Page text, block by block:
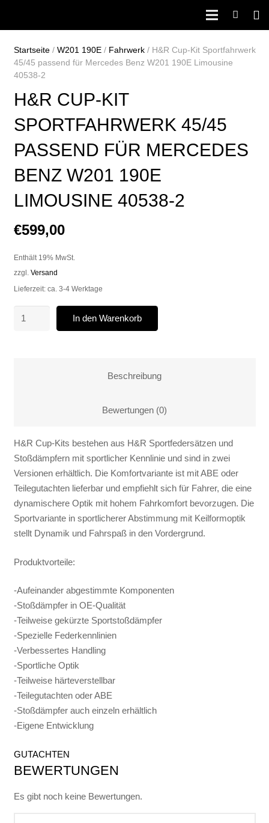
Startseite/ W201 190E/ Fahrwerk/ H&R Cup-Kit Sportfahrwerk
45/45 passend für Mercedes Benz W201 190E Limousine
40538-2
H&R CUP-KIT
SPORTFAHRWERK 45/45
PASSEND FÜR MERCEDES
BENZ W201 190E
LIMOUSINE 40538-2
€599,00
Enthält 19% MwSt.
zzgl. Versand
Lieferzeit: ca. 3-4 Werktage
H&R
W201
190E
Limousine
40538-
2
Menge
In den Warenkorb
Beschreibung
Bewertungen (0)
H&R Cup-Kits bestehen aus H&R Sportfedersätzen und
Stoßdämpfern mit sportlicher Kennlinie und sind in zwei
Versionen erhältlich. Die Komfortvariante ist mit ABE oder
Teilegutachten lieferbar und empfiehlt sich für Fahrer, die eine
dynamischere Optik mit hohem Fahrkomfort bevorzugen. Die
Sportvariante in sportlicherer Abstimmung mit Keilformoptik
stellt Dynamik und Fahrspaß in den Vordergrund.
Produktvorteile:
-Aufeinander abgestimmte Komponenten
-Stoßdämpfer in OE-Qualität
-Teilweise gekürzte Sportstoßdämpfer
-Spezielle Federkennlinien
-Verbessertes Handling
-Sportliche Optik
-Teilweise härteverstellbar
-Teilegutachten oder ABE
-Stoßdämpfer auch einzeln erhältlich
-Eigene Entwicklung
GUTACHTEN
BEWERTUNGEN
Es gibt noch keine Bewertungen.